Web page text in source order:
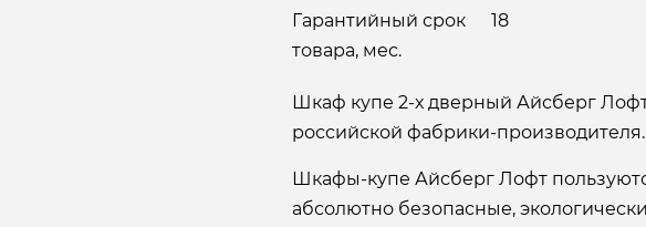
Гарантийный срок
товара, мес.
18
Шкаф купе 2-х дверный Айсберг
российской фабрики-производителя.
Шкафы-купе Айсберг Лофт
абсолютно безопасные,